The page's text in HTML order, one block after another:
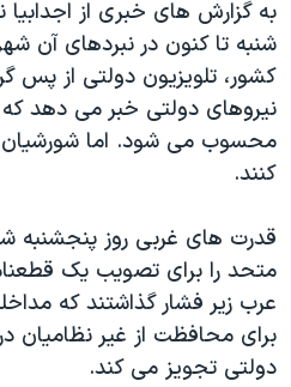
همایش محافظه‌کاران آمریکا
صفحه‌های ویژه
سفر پرزیدنت ترامپ به چین
شنبه تا کنون در نبردهای آن
کشور، تلويزيون دولتی از پس
نيروهای دولتی خبر می دهد
محسوب می شود. اما شورشيان
کنند.
قدرت های غربی روز پنجشنبه
متحد را برای تصويب يک
عرب زير فشار گذاشتند که
برای محافظت از غير نظاميان
دولتی تجويز می کند.